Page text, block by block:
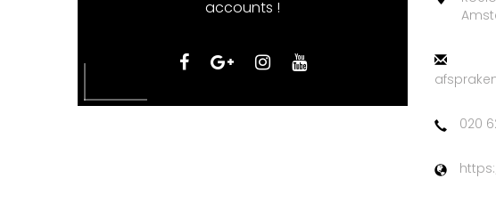
accounts !
020